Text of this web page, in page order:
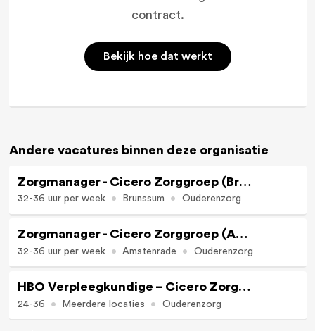
contract.
Bekijk hoe dat werkt
Andere vacatures binnen deze organisatie
Zorgmanager - Cicero Zorggroep (Brunssum, 32-36 uur per week)
32-36 uur per week Brunssum Ouderenzorg
Zorgmanager - Cicero Zorggroep (Amstenrade, 32-36 uur per week)
32-36 uur per week Amstenrade Ouderenzorg
HBO Verpleegkundige – Cicero Zorggroep (Brunssum e.o., 24-36 uur per week)
24-36 Meerdere locaties Ouderenzorg